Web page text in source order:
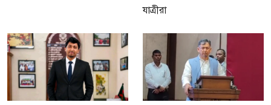
যাত্রীরা